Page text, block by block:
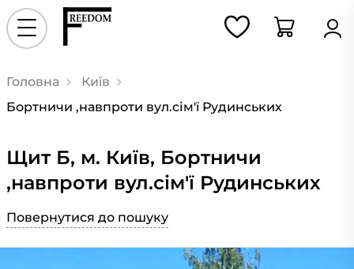
Головна
Київ
Бортничи ,навпроти вул.сім'ї Рудинських
Щит Б, м. Київ, Бортничи
,навпроти вул.сім'ї Рудинських
Повернутися до пошуку